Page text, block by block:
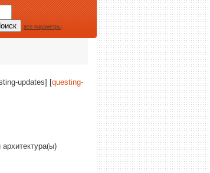
все параметры
updates] [questing-